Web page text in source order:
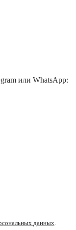
или WhatsApp:
данных.